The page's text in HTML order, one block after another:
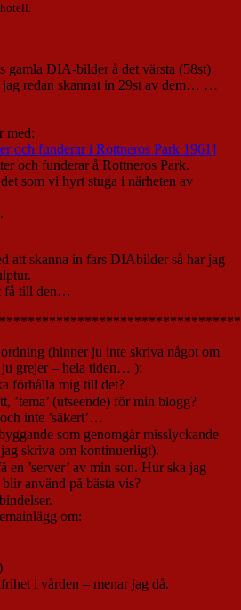
gamla DIA-bilder å det värsta (58st)
jag redan skannat in 29st av dem… …
med:
och funderar å Rottneros Park.
som vi hyrt stuga i närheten av
att skanna in fars DIAbilder så har jag
få till den…
(hinner ju inte skriva något om
ju grejer – hela tiden… ):
förhålla mig till det?
’tema’ (utseende) för min blogg?
inte ’säkert’…
som genomgår misslyckande
skriva om kontinuerligt).
’server’ av min son. Hur ska jag
använd på bästa vis?
om:
i vården – menar jag då.